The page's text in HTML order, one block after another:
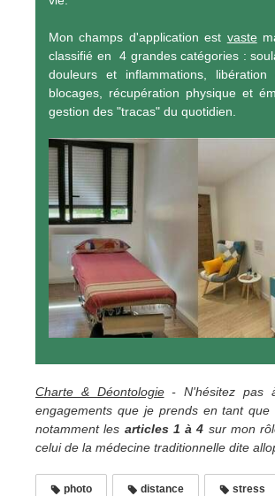
Mon champs d'application est vaste
classifié en 4 grandes catégories :
douleurs et inflammations,
blocages, récupération physique et
gestion des "tracas" du quotidien.
Charte & Déontologie- N'hésitez pas
engagements que je prends en tant que
notamment les articles 1 à 4 sur mon
celui de la médecine traditionnelle dite
photo distance stress